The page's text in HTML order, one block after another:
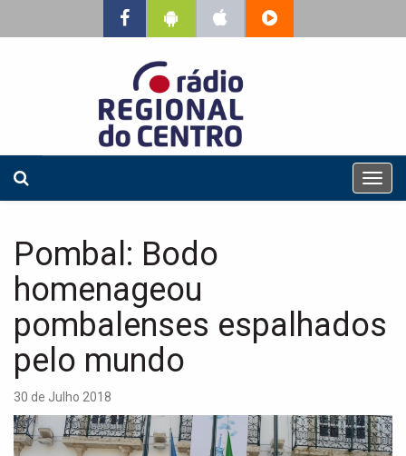
T
o
v
i
o
Pombal: Bodo
homenageou
pombalenses espalhados
pelo mundo
30 de Julho 2018